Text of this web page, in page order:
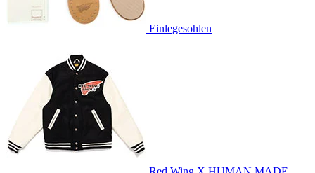
Einlegesohlen